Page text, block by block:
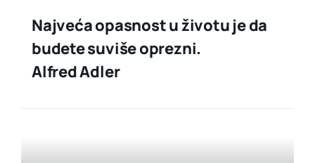
Najveća opasnost u životu je da
budete suviše oprezni.
Alfred Adler